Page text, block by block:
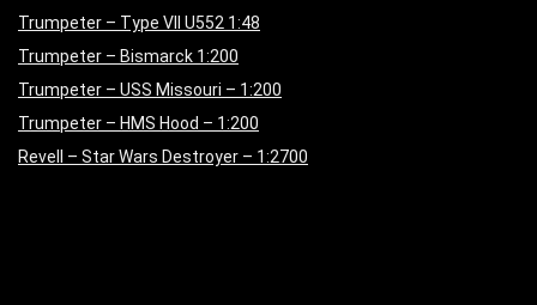
Trumpeter – Type VII U552 1:48
Trumpeter – Bismarck 1:200
Trumpeter – USS Missouri – 1:200
Trumpeter – HMS Hood – 1:200
Revell – Star Wars Destroyer – 1:2700